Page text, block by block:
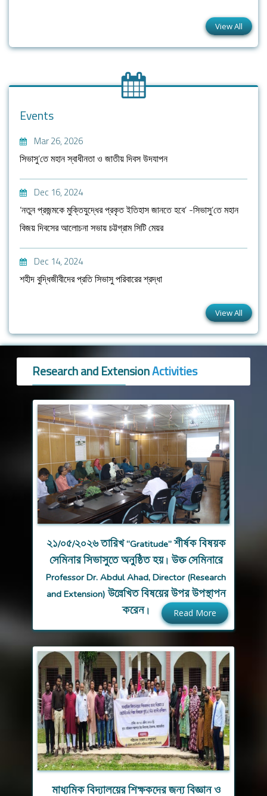
View All
Events
Mar 26, 2026
সিভাসু’তে মহান স্বাধীনতা ও জাতীয় দিবস উদযাপন
Dec 16, 2024
‘নতুন প্রজন্মকে মুক্তিযুদ্ধের প্রকৃত ইতিহাস জানতে হবে’ -সিভাসু’তে মহান
বিজয় দিবসের আলোচনা সভায় চট্টগ্রাম সিটি মেয়র
Dec 14, 2024
শহীদ বুদ্ধিজীবীদের প্রতি সিভাসু পরিবারের শ্রদ্ধা
View All
Research and ExtensionActivities
২১/০৫/২০২৬ তারিখ “Gratitude” শীর্ষক বিষয়ক
সেমিনার সিভাসুতে অনুষ্ঠিত হয়। উক্ত সেমিনারে
Professor Dr. Abdul Ahad, Director (Research
and Extension) উল্লেখিত বিষয়ের উপর উপস্থাপন
করেন।
Read More
মাধ্যমিক বিদ্যালয়ের শিক্ষকদের জন্য বিজ্ঞান ও